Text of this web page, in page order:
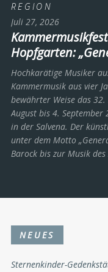
REGION
Juli 27, 2026
Kammermusikfest
Hopfgarten:
Hochkarätige Musiker
Kammermusik aus vier
bewährter Weise das
August bis 4.
in der Salvena. Der
unter dem Motto
Barock bis zur Musik
NEUES
Sternenkinder-